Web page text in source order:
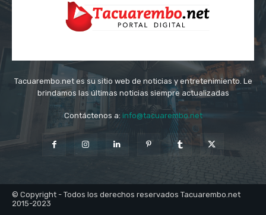
Tacuarembo.net es su sitio web de noticias y entretenimiento. Le
brindamos las últimas noticias siempre actualizadas
Contáctenos a: info@tacuarembo.net
© Copyright - Todos los derechos reservados Tacuarembo.net
2015-2023